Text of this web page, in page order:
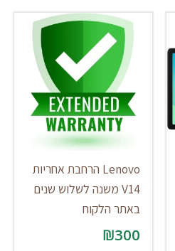
Lenovo הרחבת אחריות
V14 משנה לשלוש שנים
באתר הלקוח
₪300